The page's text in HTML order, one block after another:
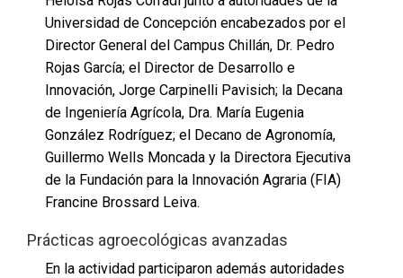
Universidad de Concepción encabezados por el
Director General del Campus Chillán, Dr. Pedro
Rojas García; el Director de Desarrollo e
Innovación, Jorge Carpinelli Pavisich; la Decana
de Ingeniería Agrícola, Dra. María Eugenia
González Rodríguez; el Decano de Agronomía,
Guillermo Wells Moncada y la Directora Ejecutiva
de la Fundación para la Innovación Agraria (FIA)
Francine Brossard Leiva.
Prácticas agroecológicas avanzadas
En la actividad participaron además autoridades